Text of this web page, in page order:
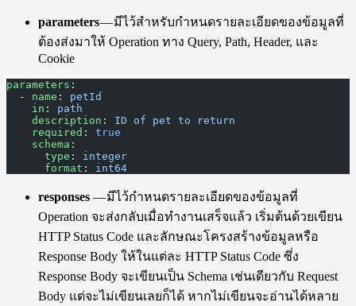
parameters— มีไว้สำหรับกำหนดรายละเอียดของข้อมูลที่
ต้องส่งมาให้ Operation ทาง Query, Path, Header, และ
Cookie
parameters :
  -
name : petId
    in
: path
    description
: ID of pet to return
    required
: true
    schema
:
      type
: integer
      format
: int64
responses — มีไว้กำหนดรายละเอียดของข้อมูลที่
Operation จะส่งกลับเมื่อทำงานเสร็จแล้ว เริ่มต้นด้วยเขียน
HTTP Status Code และลักษณะโครงสร้างข้อมูลหรือ
Response Body ให้ในแต่ละ HTTP Status Code ซึ่ง
Response Body จะเขียนเป็น Schema เช่นเดียวกับ Request
Body แต่จะไม่เขียนเลยก็ได้ หากไม่เขียนจะอ่านได้หลาย